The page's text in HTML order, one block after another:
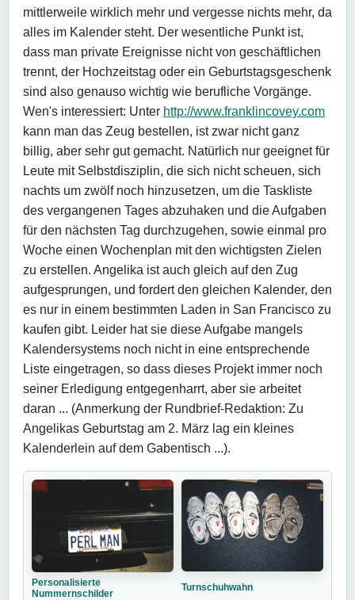
mittlerweile wirklich mehr und vergesse nichts mehr, da
alles im Kalender steht. Der wesentliche Punkt ist,
dass man private Ereignisse nicht von geschäftlichen
trennt, der Hochzeitstag oder ein Geburtstagsgeschenk
sind also genauso wichtig wie berufliche Vorgänge.
Wen's interessiert: Unter http://www.franklincovey.com
kann man das Zeug bestellen, ist zwar nicht ganz
billig, aber sehr gut gemacht. Natürlich nur geeignet für
Leute mit Selbstdisziplin, die sich nicht scheuen, sich
nachts um zwölf noch hinzusetzen, um die Taskliste
des vergangenen Tages abzuhaken und die Aufgaben
für den nächsten Tag durchzugehen, sowie einmal pro
Woche einen Wochenplan mit den wichtigsten Zielen
zu erstellen. Angelika ist auch gleich auf den Zug
aufgesprungen, und fordert den gleichen Kalender, den
es nur in einem bestimmten Laden in San Francisco zu
kaufen gibt. Leider hat sie diese Aufgabe mangels
Kalendersystems noch nicht in eine entsprechende
Liste eingetragen, so dass dieses Projekt immer noch
seiner Erledigung entgegenharrt, aber sie arbeitet
daran ... (Anmerkung der Rundbrief-Redaktion: Zu
Angelikas Geburtstag am 2. März lag ein kleines
Kalenderlein auf dem Gabentisch ...).
Personalisierte
Nummernschilder
Turnschuhwahn